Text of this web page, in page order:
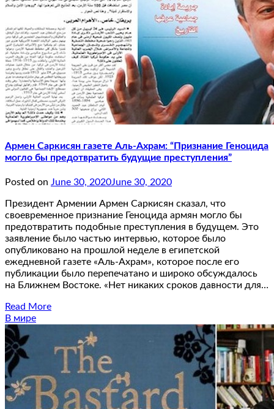
Армен Саркисян газете Аль-Ахрам: “Признание Геноцида
могло бы предотвратить будущие преступления”
Posted on June 30, 2020June 30, 2020
Президент Армении Армен Саркисян сказал, что
своевременное признание Геноцида армян могло бы
предотвратить подобные преступления в будущем. Это
заявление было частью интервью, которое было
опубликовано на прошлой неделе в египетской
ежедневной газете «Аль-Ахрам», которое после его
публикации было перепечатано и широко обсуждалось
на Ближнем Востоке. «Нет никаких сроков давности для…
Read More
В мире